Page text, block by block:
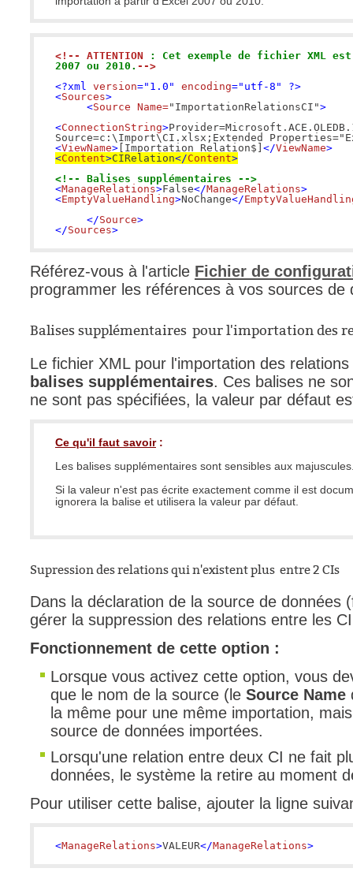
<!-- ATTENTION
: Cet exemple de fichier XML
2007 ou 2010. -->
<?xml version="1.0" encoding="utf-8" ?>
<Sources>
<Source Name="ImportationRelationsCI">
<ConnectionString>
Source=c:\Import\CI.xlsx;Extended
<ViewName> [Importation Relation$] </ViewName>
<Content>CIRelation</Content>
<!-- Balises supplémentaires -->
<ManageRelations>False</ManageRelations>
<EmptyValueHandling>NoChange</
</Source>
</Sources>
Référez-vous à l'article Fichier de
programmer les références à vos sources de
Balises supplémentaires pour l'importation des
Le fichier XML pour l'importation des
balises supplémentaires. Ces balises ne
ne sont pas spécifiées, la valeur par défaut
Ce qu'il faut savoir:
Les balises supplémentaires sont sensibles aux
Si la valeur n'est pas écrite exactement comme il est
ignorera la balise et utilisera la valeur par défaut.
Supression des relations qui n'existent plus entre 2 CIs
Dans la déclaration de la source de données
gérer la suppression des relations entre les
Fonctionnement de cette option :
Lorsque vous activez cette option, vous
que le nom de la source (le Source Name
la même pour une même importation,
source de données importées.
Lorsqu'une relation entre deux CI ne fait
données, le système la retire au moment
Pour utiliser cette balise, ajouter la ligne
<ManageRelations>VALEUR</ManageRelations>